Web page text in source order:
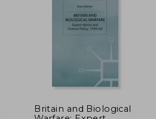
Britain and Biological